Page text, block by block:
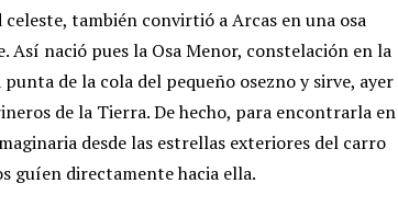
también convirtió a Arcas en una osa
Así nació pues la Osa Menor, constelación en la
de la cola del pequeño osezno y sirve, ayer
de la Tierra. De hecho, para encontrarla en
desde las estrellas exteriores del carro
guíen directamente hacia ella.